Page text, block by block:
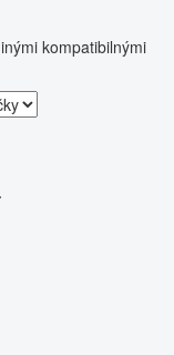
kompatibilnými